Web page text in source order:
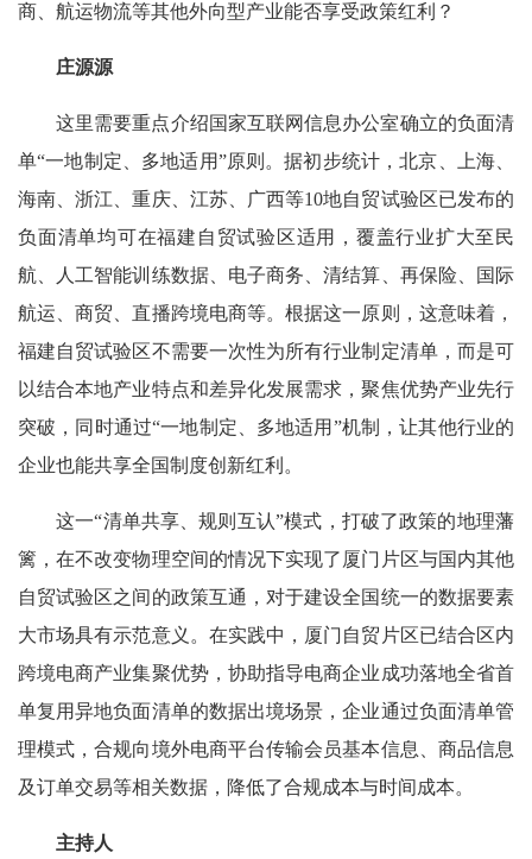
商、航运物流等其他外向型产业能否享受政策红利？
庄源源
这里需要重点介绍国家互联网信息办公室确立的负面清
单“一地制定、多地适用”原则。据初步统计，北京、上海、
海南、浙江、重庆、江苏、广西等10地自贸试验区已发布的
负面清单均可在福建自贸试验区适用，覆盖行业扩大至民
航、人工智能训练数据、电子商务、清结算、再保险、国际
航运、商贸、直播跨境电商等。根据这一原则，这意味着，
福建自贸试验区不需要一次性为所有行业制定清单，而是可
以结合本地产业特点和差异化发展需求，聚焦优势产业先行
突破，同时通过“一地制定、多地适用”机制，让其他行业的
企业也能共享全国制度创新红利。
这一“清单共享、规则互认”模式，打破了政策的地理藩
篱，在不改变物理空间的情况下实现了厦门片区与国内其他
自贸试验区之间的政策互通，对于建设全国统一的数据要素
大市场具有示范意义。在实践中，厦门自贸片区已结合区内
跨境电商产业集聚优势，协助指导电商企业成功落地全省首
单复用异地负面清单的数据出境场景，企业通过负面清单管
理模式，合规向境外电商平台传输会员基本信息、商品信息
及订单交易等相关数据，降低了合规成本与时间成本。
主持人